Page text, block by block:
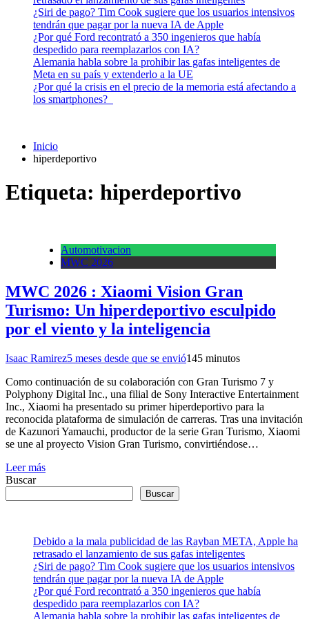
¿Siri de pago? Tim Cook sugiere que los usuarios intensivos
tendrán que pagar por la nueva IA de Apple
¿Por qué Ford recontrató a 350 ingenieros que había
despedido para reemplazarlos con IA?
Alemania habla sobre la prohibir las gafas inteligentes de
Meta en su país y extenderlo a la UE
¿Por qué la crisis en el precio de la memoria está afectando a
los smartphones?
Inicio
hiperdeportivo
Etiqueta: hiperdeportivo
Automotivacion
MWC 2026
MWC 2026 : Xiaomi Vision Gran
Turismo: Un hiperdeportivo esculpido
por el viento y la inteligencia
Isaac Ramirez5 meses desde que se envió145 minutos
Como continuación de su colaboración con Gran Turismo 7 y
Polyphony Digital Inc., una filial de Sony Interactive Entertainment
Inc., Xiaomi ha presentado su primer hiperdeportivo para la
reconocida plataforma de simulación de carreras. Tras una invitación
de Kazunori Yamauchi, productor de la serie Gran Turismo, Xiaomi
se une al proyecto Vision Gran Turismo, convirtiéndose…
Leer más
Buscar
Buscar
Debido a la mala publicidad de las Rayban META, Apple ha
retrasado el lanzamiento de sus gafas inteligentes
¿Siri de pago? Tim Cook sugiere que los usuarios intensivos
tendrán que pagar por la nueva IA de Apple
¿Por qué Ford recontrató a 350 ingenieros que había
despedido para reemplazarlos con IA?
Alemania habla sobre la prohibir las gafas inteligentes de